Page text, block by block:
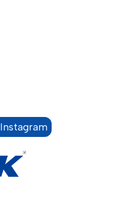
Instagram